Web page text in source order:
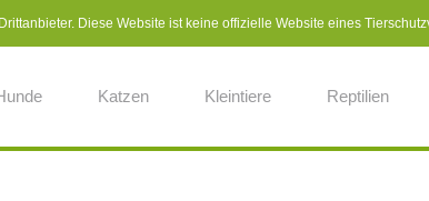
Diese Website ist keine offizielle Website eines
Katzen Kleintiere Reptilien